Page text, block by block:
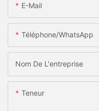
E-Mail
Téléphone/WhatsApp
Nom De L'entreprise
Teneur